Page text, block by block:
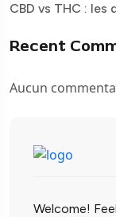
CBD vs THC :
Recent
Aucun
Welcome!